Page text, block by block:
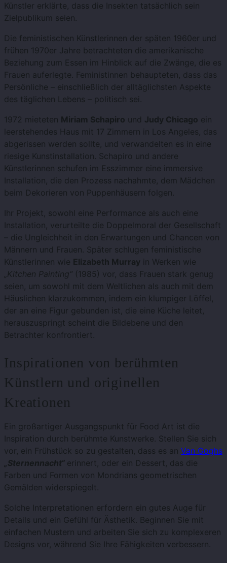
Künstler erklärte, dass die Insekten tatsächlich sein
Zielpublikum seien.
Die feministischen Künstlerinnen der späten 1960er und
frühen 1970er Jahre betrachteten die amerikanische
Beziehung zum Essen im Hinblick auf die Zwänge, die es
Frauen auferlegte. Feministinnen behaupteten, dass das
Persönliche – einschließlich der alltäglichsten Aspekte
des täglichen Lebens – politisch sei.
1972 mieteten Miriam Schapiro und Judy Chicago ein
leerstehendes Haus mit 17 Zimmern in Los Angeles, das
abgerissen werden sollte, und verwandelten es in eine
riesige Kunstinstallation. Schapiro und andere
Künstlerinnen schufen im Esszimmer eine immersive
Installation, die den Prozess nachahmte, dem Mädchen
beim Dekorieren von Puppenhäusern folgen.
Ihr Projekt, sowohl eine Performance als auch eine
Installation, verurteilte die Doppelmoral der Gesellschaft
– die Ungleichheit in den Erwartungen und Chancen von
Männern und Frauen. Später schlugen feministische
Künstlerinnen wie Elizabeth Murray in Werken wie
„Kitchen Painting“ (1985) vor, dass Frauen stark genug
seien, um sowohl mit dem Weltlichen als auch mit dem
Häuslichen klarzukommen, indem ein klumpiger Löffel,
der an eine Figur gebunden ist, die eine Küche leitet,
herauszuspringt scheint die Bildebene und den
Betrachter konfrontiert.
Inspirationen von berühmten
Künstlern und originellen
Kreationen
Ein großartiger Ausgangspunkt für Food Art ist die
Inspiration durch berühmte Kunstwerke. Stellen Sie sich
vor, ein Frühstück so zu gestalten, dass es an Van Goghs
„Sternennacht“ erinnert, oder ein Dessert, das die
Farben und Formen von Mondrians geometrischen
Gemälden widerspiegelt.
Solche Interpretationen erfordern ein gutes Auge für
Details und ein Gefühl für Ästhetik. Beginnen Sie mit
einfachen Mustern und arbeiten Sie sich zu komplexeren
Designs vor, während Sie Ihre Fähigkeiten verbessern.